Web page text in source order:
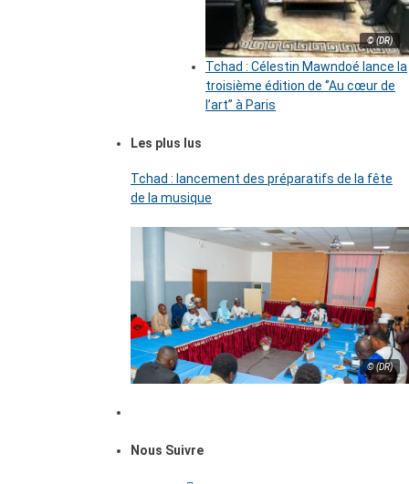
© (DR)
Tchad : Célestin Mawndoé lance la
troisième édition de ‘’Au cœur de
l’art’’ à Paris
Les plus lus
Tchad : lancement des préparatifs de la fête
de la musique
© (DR)
Nous Suivre